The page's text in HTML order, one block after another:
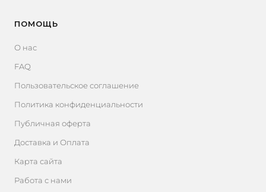
ПОМОЩЬ
О нас
FAQ
Пользовательское соглашение
Политика конфиденциальности
Публичная оферта
Доставка и Оплата
Карта сайта
Работа с нами